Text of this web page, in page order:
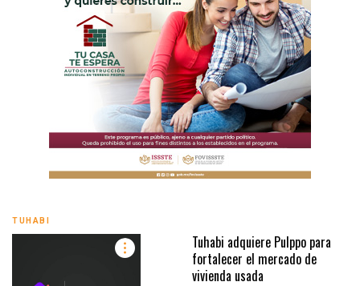
TUHABI
Tuhabi adquiere Pulppo para
fortalecer el mercado de
vivienda usada